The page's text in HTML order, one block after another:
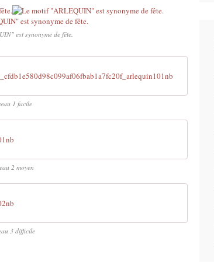
est synonyme de fête.
1 facile
2 moyen
3 difficile